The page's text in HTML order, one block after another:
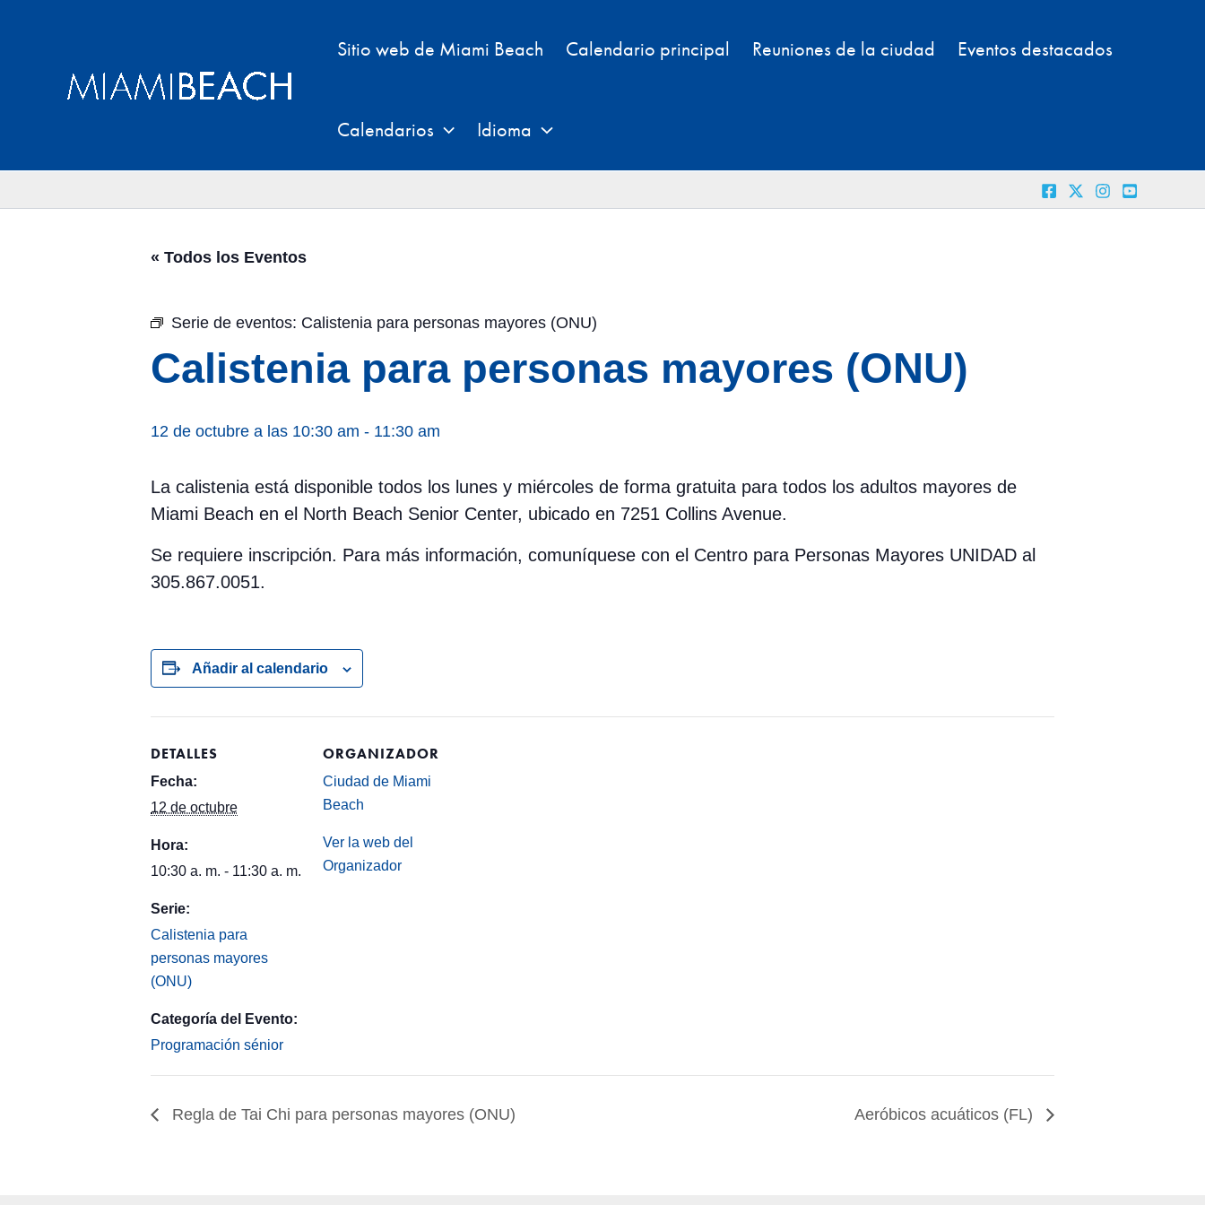
Sitio web de Miami Beach Calendario principal Reuniones de la ciudad Eventos destacados
Calendarios Idioma
« Todos los Eventos
Serie de eventos: Calistenia para personas mayores (ONU)
Calistenia para personas mayores (ONU)
12 de octubre a las 10:30 am - 11:30 am
La calistenia está disponible todos los lunes y miércoles de forma gratuita para todos los adultos mayores de
Miami Beach en el North Beach Senior Center, ubicado en 7251 Collins Avenue.
Se requiere inscripción. Para más información, comuníquese con el Centro para Personas Mayores UNIDAD al
305.867.0051.
Añadir al calendario
DETALLES
Fecha:
12 de octubre
Hora:
10:30 a. m. - 11:30 a. m.
Serie:
Calistenia para
personas mayores
(ONU)
Categoría del Evento:
Programación sénior
ORGANIZADOR
Ciudad de Miami
Beach
Ver la web del
Organizador
Regla de Tai Chi para personas mayores (ONU) Aeróbicos acuáticos (FL)